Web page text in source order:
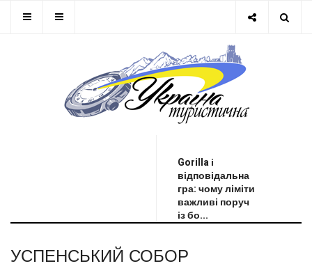
Gorilla і
відповідальна
гра: чому ліміти
важливі поруч
із бо...
УСПЕНСЬКИЙ СОБОР